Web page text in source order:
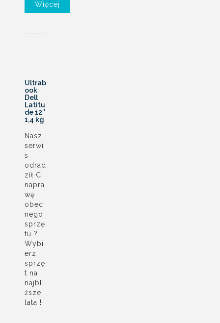
Więcej
Ultrab
ook
Dell
Latitu
de 12″
1,4 kg
Nasz
serwi
s
odrad
ził Ci
napra
wę
obec
nego
sprzę
tu ?
Wybi
erz
sprzę
t na
najbli
ższe
lata !